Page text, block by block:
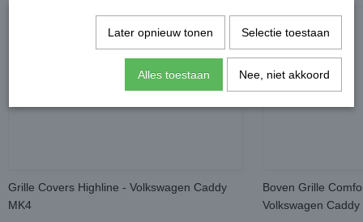
Grille Covers Highline - Volkswagen Caddy
MK4
Boven Grille
Volkswagen Caddy
Later opnieuw tonen Selectie toestaan
Alles toestaan Nee, niet akkoord